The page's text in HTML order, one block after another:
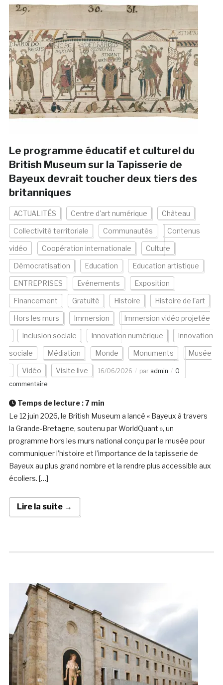
Le programme éducatif et culturel du
British Museum sur la Tapisserie de
Bayeux devrait toucher deux tiers des
britanniques
ACTUALITÉS Centre d'art numérique Château
Collectivité territoriale Communautés Contenus
vidéo Coopération internationale Culture
Démocratisation Education Education artistique
ENTREPRISES Evénements Exposition
Financement Gratuité Histoire Histoire de l'art
Hors les murs Immersion Immersion vidéo projetée
Inclusion sociale Innovation numérique Innovation
sociale Médiation Monde Monuments Musée
Vidéo Visite live 16/06/2026 par admin
0
commentaire
Temps de lecture :7 min
Le 12 juin 2026, le British Museum a lancé « Bayeux à travers
la Grande-Bretagne, soutenu par WorldQuant », un
programme hors les murs national conçu par le musée pour
communiquer l’histoire et l’importance de la tapisserie de
Bayeux au plus grand nombre et la rendre plus accessible aux
écoliers. […]
Lire la suite →